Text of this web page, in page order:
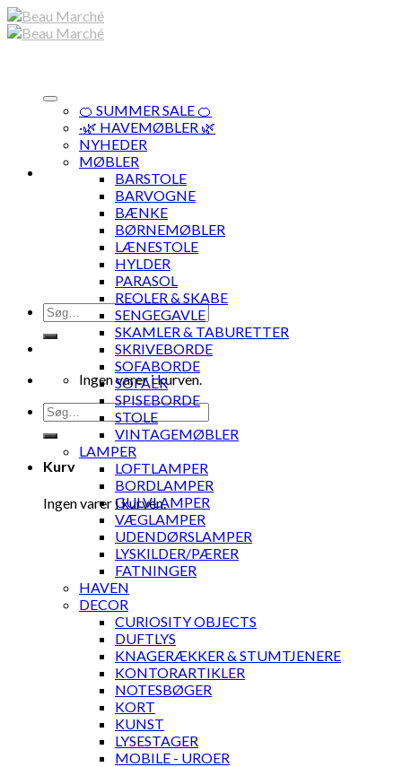
Skip
to
Søg
efter:
Ingen varer i kurven.
Søg
efter:
Kurv
Ingen varer i kurven.
🍊 SUMMER SALE 🍊
·🌿 HAVEMØBLER 🌿
NYHEDER
MØBLER
BARSTOLE
BARVOGNE
BÆNKE
BØRNEMØBLER
LÆNESTOLE
HYLDER
PARASOL
REOLER & SKABE
SENGEGAVLE
SKAMLER & TABURETTER
SKRIVEBORDE
SOFABORDE
SOFAER
SPISEBORDE
STOLE
VINTAGEMØBLER
LAMPER
LOFTLAMPER
BORDLAMPER
GULVLAMPER
VÆGLAMPER
UDENDØRSLAMPER
LYSKILDER/PÆRER
FATNINGER
HAVEN
DECOR
CURIOSITY OBJECTS
DUFTLYS
KNAGERÆKKER & STUMTJENERE
KONTORARTIKLER
NOTESBØGER
KORT
KUNST
LYSESTAGER
MOBILE - UROER